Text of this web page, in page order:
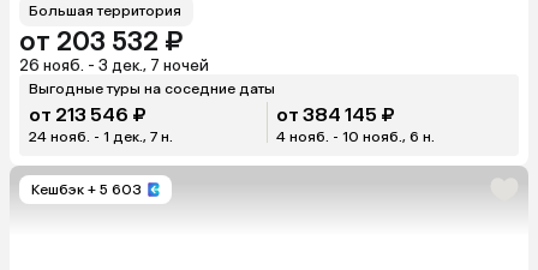
Большая территория
от 203 532 ₽
26 нояб. - 3 дек., 7 ночей
Выгодные туры на соседние даты
от 213 546 ₽
24 нояб. - 1 дек., 7 н.
от 384 145 ₽
4 нояб. - 10 нояб., 6 н.
Кешбэк + 5 603